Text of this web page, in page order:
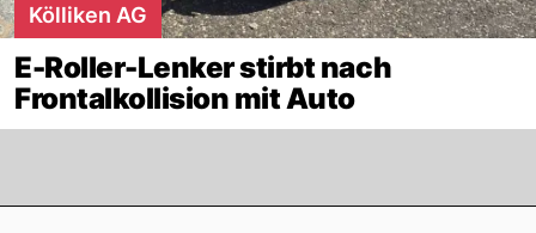
Kölliken AG
E-Roller-Lenker stirbt nach
Frontalkollision mit Auto